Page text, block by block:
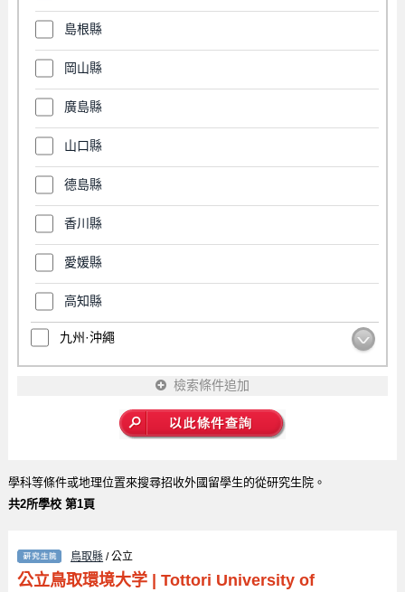
島根縣
岡山縣
廣島縣
山口縣
德島縣
香川縣
愛媛縣
高知縣
九州·沖繩
檢索條件追加
學科等條件或地理位置來搜尋招收外國留學生的從研究生院。
共2所學校 第1頁
鳥取縣 / 公立
公立鳥取環境大学| Tottori University of